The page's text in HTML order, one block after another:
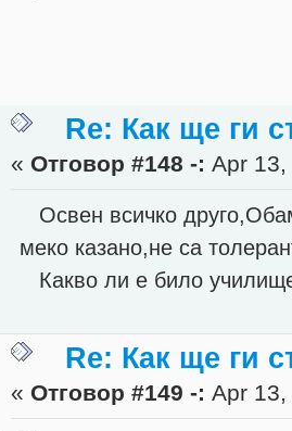
Re: Как ще ги
« Отговор #148 -: Apr
Освен всичко
меко казано,не са
Какво ли е било
Re: Как ще ги
« Отговор #149 -: Apr